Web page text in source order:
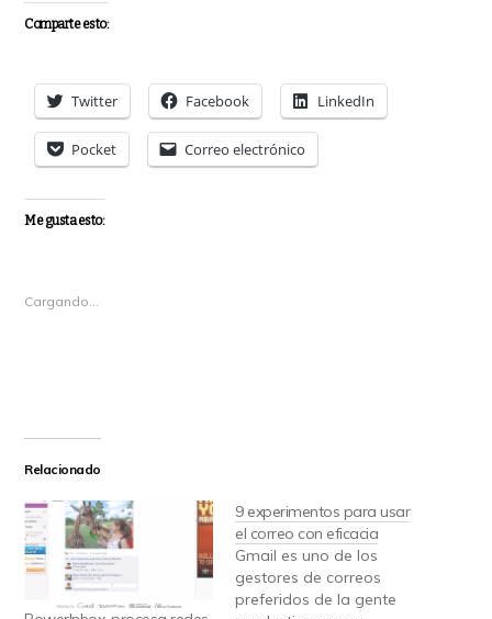
Comparte esto:
Twitter Facebook LinkedIn
Pocket Correo electrónico
Me gusta esto:
Cargando...
Relacionado
9 experimentos para usar
el correo con eficacia
Gmail es uno de los
gestores de correos
preferidos de la gente